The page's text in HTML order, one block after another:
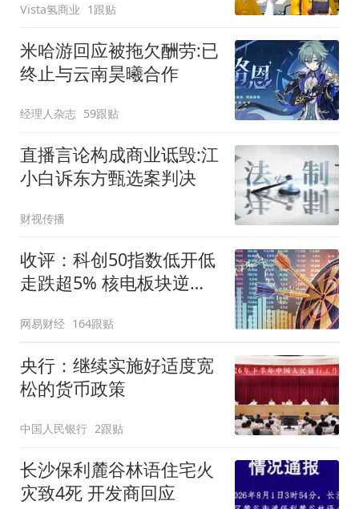
Vista氢商业 1跟贴
米哈游回应被拖欠酬劳:已
终止与云南昊曦合作
经理人杂志 59跟贴
直播言论构成商业诋毁:江
小白诉东方甄选案判决
财视传播
收评：科创50指数低开低
走跌超5% 核电板块逆势
网易财经 164跟贴
央行：继续实施好适度宽
松的货币政策
中国人民银行 2跟贴
长沙保利麓谷林语住宅火
灾致4死 开发商回应